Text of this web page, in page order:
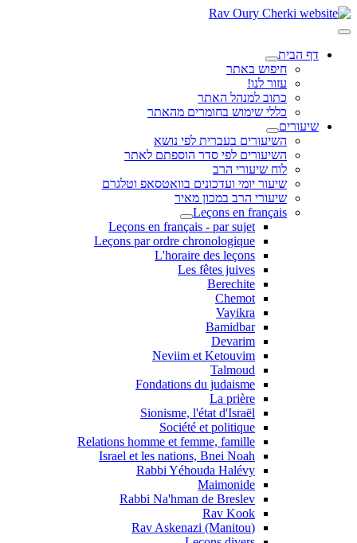
דף הבית
חיפוש באתר
עזור לנו!
כתוב למנהל האתר
כללי שימוש בחומרים מהאתר
שיעורים
השיעורים בעברית לפי נושא
השיעורים לפי סדר הוספתם לאתר
לוח שיעורי הרב
שיעור יומי ועדכונים בוואטסאפ וטלגרם
שיעורי הרב במכון מאיר
Leçons en français
Leçons en français - par sujet
Leçons par ordre chronologique
L'horaire des leçons
Les fêtes juives
Berechite
Chemot
Vayikra
Bamidbar
Devarim
Neviim et Ketouvim
Talmoud
Fondations du judaisme
La prière
Sionisme, l'état d'Israël
Société et politique
Relations homme et femme, famille
Israel et les nations, Bnei Noah
Rabbi Yéhouda Halévy
Maimonide
Rabbi Na'hman de Breslev
Rav Kook
(Rav Askenazi (Manitou